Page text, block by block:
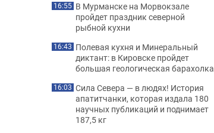
16:55 В Мурманске на Морвокзале
пройдет праздник северной
рыбной кухни
16:43 Полевая кухня и Минеральный
диктант: в Кировске пройдет
большая геологическая барахолка
16:03 Сила Севера — в людях! История
апатитчанки, которая издала 180
научных публикаций и поднимает
187,5 кг